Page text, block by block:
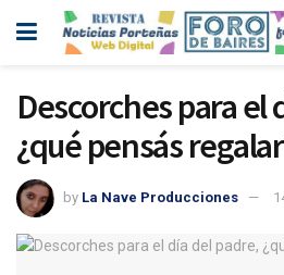
Descorches para el
¿qué pensás
by La Nave Producciones